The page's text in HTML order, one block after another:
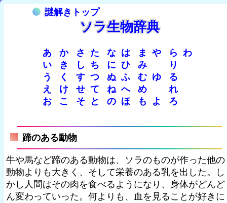
謎解きトップ
ソラ生物辞典
あ か さ た な は ま や ら わ
い
き し ち に ひ み
り
う
く す つ ぬ ふ む ゆ
る
え
け せ て ね へ め
れ
お
こ そ と の ほ も よ ろ
蹄のある動物
牛や馬など蹄のある動物は、ソラのものが作った他の
動物よりも大きく、そして栄養のある乳を出した。し
かし人間はその肉を食べるようになり、身体がどんど
ん変わっていった。何よりも、血を見ることが好きに